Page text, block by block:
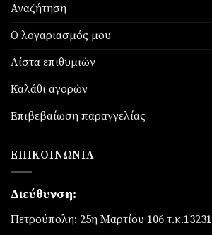
Αναζήτηση
Ο λογαριασμός μου
Λίστα επιθυμιών
Καλάθι αγορών
Επιβεβαίωση παραγγελίας
ΕΠΙΚΟΙΝΩΝΊΑ
Διεύθυνση:
Πετρούπολη: 25η Μαρτίου 106 τ.κ.13231